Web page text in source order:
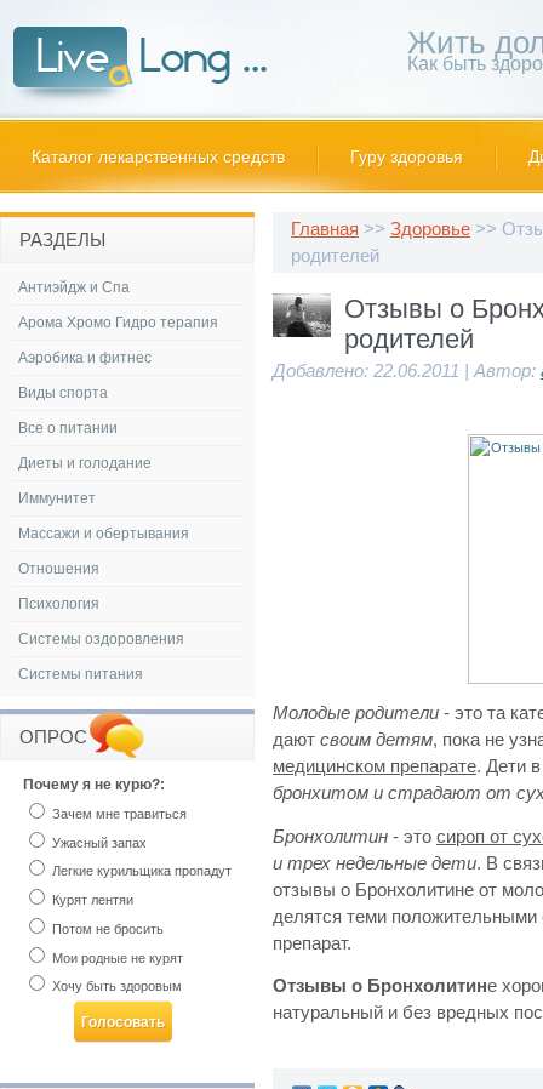
Жить
Как быть
Каталог лекарственных средств Гуру здоровья
Главная >> Здоровье >>
родителей
Отзывы о
родителей
Добавлено: 22.06.2011 | Автор:
Молодые родители - это та
дают своим детям, пока не
медицинском препарате. Дети
бронхитом и страдают от
Бронхолитин - это сироп от
и трех недельные дети. В
отзывы о Бронхолитине от
делятся теми
препарат.
Отзывы о Бронхолитине
натуральный и без вредных
РАЗДЕЛЫ
Антиэйдж и Спа
Арома Хромо Гидро терапия
Аэробика и фитнес
Виды спорта
Все о питании
Диеты и голодание
Иммунитет
Массажи и обертывания
Отношения
Психология
Системы оздоровления
Системы питания
ОПРОС
Почему я не курю?:
Зачем мне травиться
Ужасный запах
Легкие курильщика пропадут
Курят лентяи
Потом не бросить
Мои родные не курят
Хочу быть здоровым